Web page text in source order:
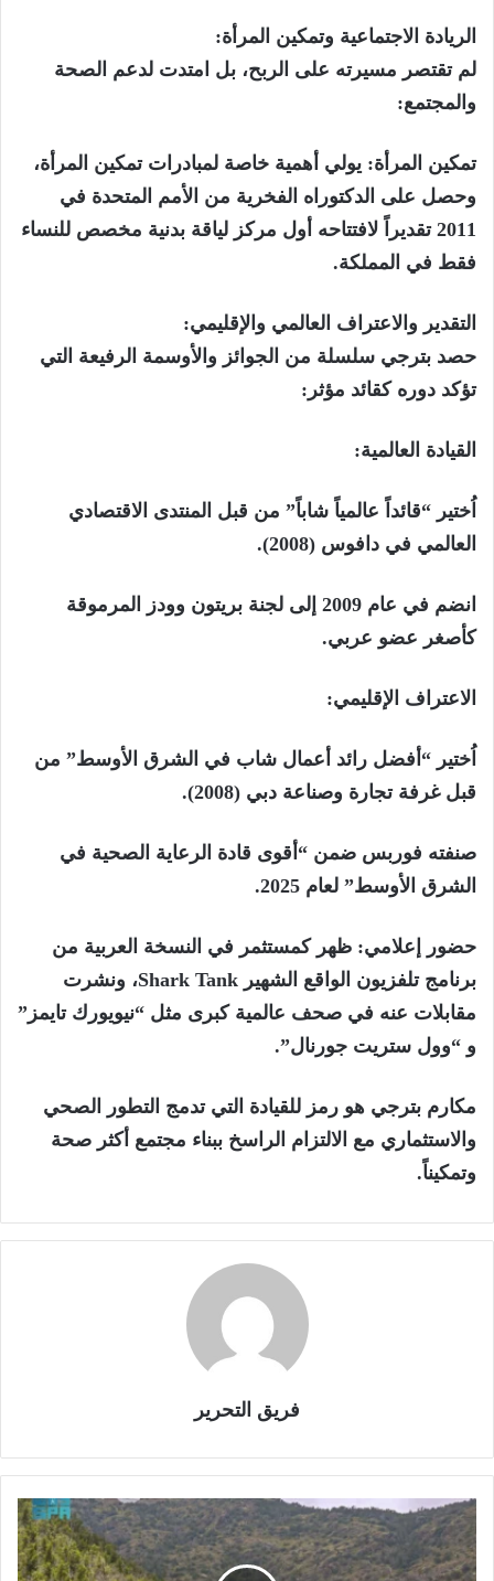
الريادة الاجتماعية وتمكين المرأة:
لم تقتصر مسيرته على الربح، بل امتدت لدعم الصحة
والمجتمع:
تمكين المرأة: يولي أهمية خاصة لمبادرات تمكين المرأة،
وحصل على الدكتوراه الفخرية من الأمم المتحدة في
2011 تقديراً لافتتاحه أول مركز لياقة بدنية مخصص للنساء
فقط في المملكة.
التقدير والاعتراف العالمي والإقليمي:
حصد بترجي سلسلة من الجوائز والأوسمة الرفيعة التي
تؤكد دوره كقائد مؤثر:
القيادة العالمية:
اُختير “قائداً عالمياً شاباً” من قبل المنتدى الاقتصادي
العالمي في دافوس (2008).
انضم في عام 2009 إلى لجنة بريتون وودز المرموقة
كأصغر عضو عربي.
الاعتراف الإقليمي:
اُختير “أفضل رائد أعمال شاب في الشرق الأوسط” من
قبل غرفة تجارة وصناعة دبي (2008).
صنفته فوربس ضمن “أقوى قادة الرعاية الصحية في
الشرق الأوسط” لعام 2025.
حضور إعلامي: ظهر كمستثمر في النسخة العربية من
برنامج تلفزيون الواقع الشهير Shark Tank، ونشرت
مقابلات عنه في صحف عالمية كبرى مثل “نيويورك تايمز”
و “وول ستريت جورنال”.
مكارم بترجي هو رمز للقيادة التي تدمج التطور الصحي
والاستثماري مع الالتزام الراسخ ببناء مجتمع أكثر صحة
وتمكيناً.
فريق التحرير
ا
ل
س